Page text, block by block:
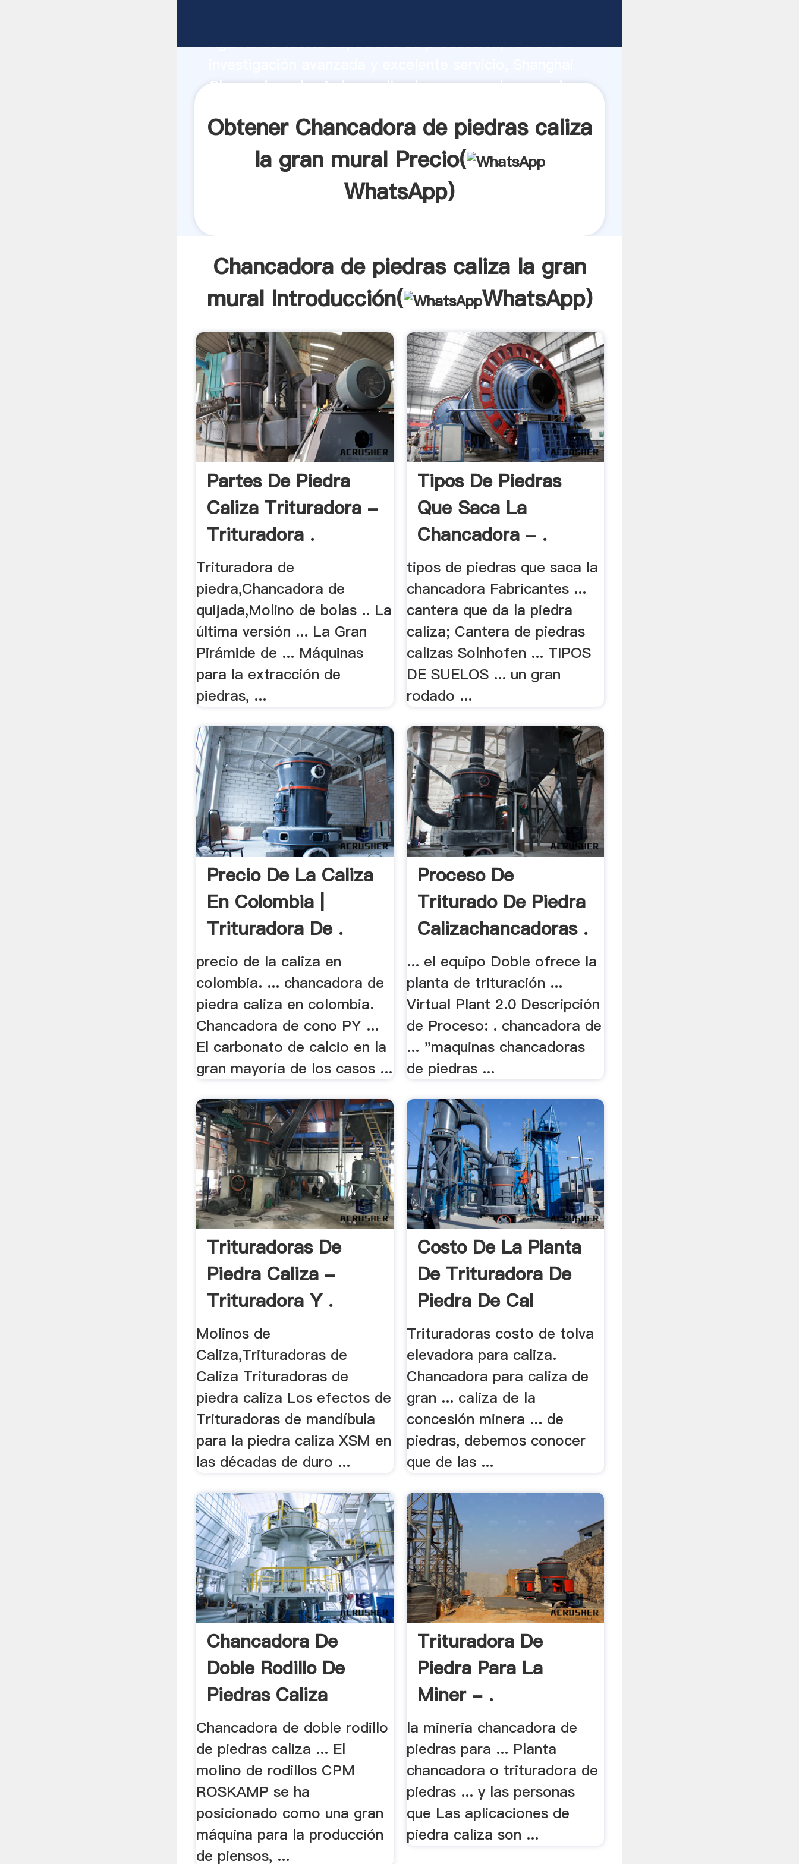
Agarrando fuerte capacidad de producción, fuerza de
Chancadora de piedras caliza la gran mural proveedor
Obtener Chancadora de piedras caliza
la gran mural Precio(
WhatsApp)
Chancadora de piedras caliza la gran
mural Introducción(
WhatsApp)
Partes De Piedra
Caliza Trituradora -
Trituradora .
Trituradora de
piedra,Chancadora de
quijada,Molino de bolas .. La
última versión ... La Gran
Pirámide de ... Máquinas
para la extracción de
piedras, ...
Tipos De Piedras
Que Saca La
Chancadora - .
tipos de piedras que saca la
chancadora Fabricantes ...
cantera que da la piedra
caliza; Cantera de piedras
calizas Solnhofen ... TIPOS
DE SUELOS ... un gran
rodado ...
Precio De La Caliza
En Colombia |
Trituradora De .
precio de la caliza en
colombia. ... chancadora de
piedra caliza en colombia.
Chancadora de cono PY ...
El carbonato de calcio en la
gran mayoría de los casos ...
Proceso De
Triturado De Piedra
Calizachancadoras .
... el equipo Doble ofrece la
planta de trituración ...
Virtual Plant 2.0 Descripción
de Proceso: . chancadora de
... "maquinas chancadoras
de piedras ...
Trituradoras De
Piedra Caliza -
Trituradora Y .
Molinos de
Caliza,Trituradoras de
Caliza Trituradoras de
piedra caliza Los efectos de
Trituradoras de mandíbula
para la piedra caliza XSM en
las décadas de duro ...
Costo De La Planta
De Trituradora De
Piedra De Cal
Trituradoras costo de tolva
elevadora para caliza.
Chancadora para caliza de
gran ... caliza de la
concesión minera ... de
piedras, debemos conocer
que de las ...
Chancadora De
Doble Rodillo De
Piedras Caliza
Chancadora de doble rodillo
de piedras caliza ... El
molino de rodillos CPM
ROSKAMP se ha
posicionado como una gran
máquina para la producción
de piensos, ...
Trituradora De
Piedra Para La
Miner - .
la mineria chancadora de
piedras para ... Planta
chancadora o trituradora de
piedras ... y las personas
que Las aplicaciones de
piedra caliza son ...